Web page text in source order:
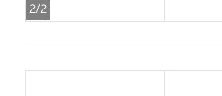
2/2